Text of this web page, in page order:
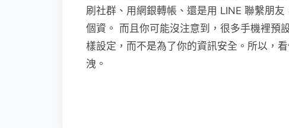
刷社群、用網銀轉帳、還是用 LINE 聯繫朋
個資。 而且你可能沒注意到，很多手機裡預
樣設定，而不是為了你的資訊安全。所以，
洩。